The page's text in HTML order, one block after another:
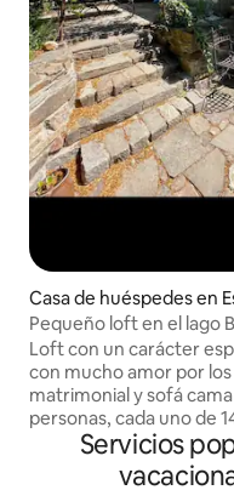
Casa de huéspedes en
n
Pequeño loft en el lago
Loft con un carácter
con mucho amor por
matrimonial y sofá
personas, cada uno de
cama individual
cubo para dormir, Amplio
Servicios